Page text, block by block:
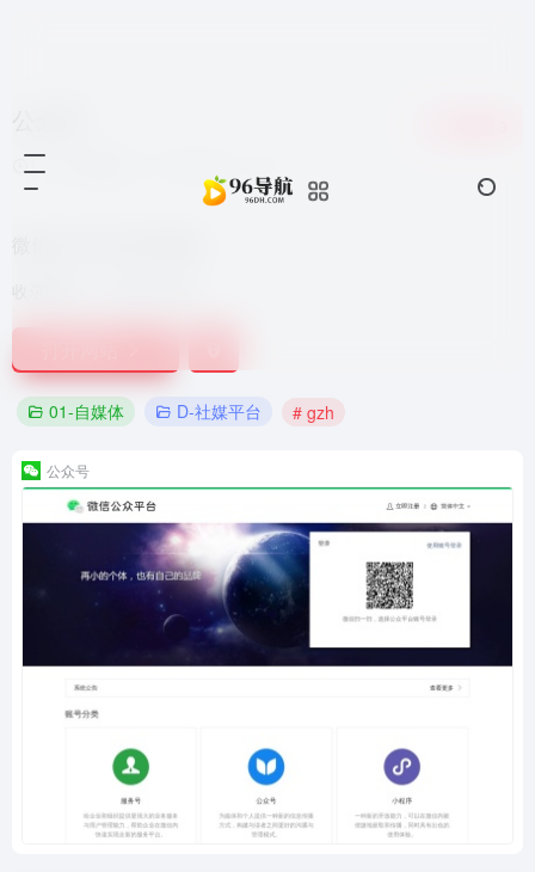
11个月前更新
01-自媒体 D-社媒平台 # gzh
公众号